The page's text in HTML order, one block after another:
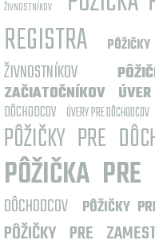
ŽIVNOSTNÍKOV
REGISTRA
ŽIVNOSTNÍKOV
ZAČIATOČNÍKOV
DÔCHODCOV ÚVERY PRE DÔCHODCOV
PÔŽIČKY PRE
PÔŽIČKA PRE
DÔCHODCOV
PÔŽIČKY
PÔŽIČKY PRE